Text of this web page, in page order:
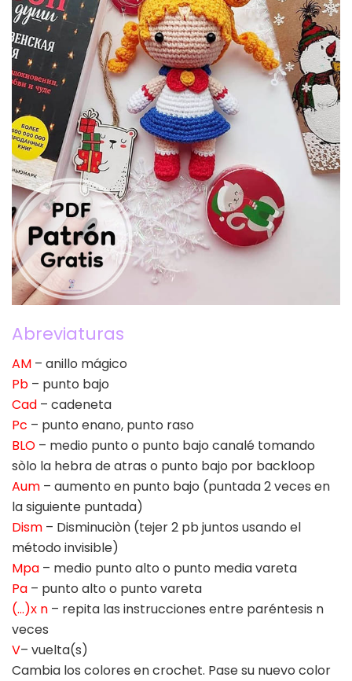
Abreviaturas
AM – anillo mágico
Pb – punto bajo
Cad – cadeneta
Pc – punto enano, punto raso
BLO – medio punto o punto bajo canalé tomando
sòlo la hebra de atras o punto bajo por backloop
Aum – aumento en punto bajo (puntada 2 veces en
la siguiente puntada)
Dism – Disminuciòn (tejer 2 pb juntos usando el
método invisible)
Mpa – medio punto alto o punto media vareta
Pa – punto alto o punto vareta
(…)х n – repita las instrucciones entre paréntesis n
veces
V– vuelta(s)
Cambia los colores en crochet. Pase su nuevo color